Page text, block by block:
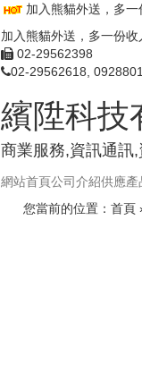
加入熊貓外送，多一
加入熊貓外送，多一份收
02-29562398
02-29562618,
繽陞科技
商業服務,資訊通訊
網站首頁公司介紹供應產
您當前的位置： 首頁